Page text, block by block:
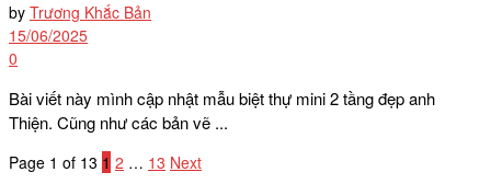
by Trương Khắc Bản
15/06/2025
0
Bài viết này mình cập nhật mẫu biệt thự mini 2 tầng đẹp anh
Thiện. Cũng như các bản vẽ ...
Page 1 of 13 1 2 … 13 Next